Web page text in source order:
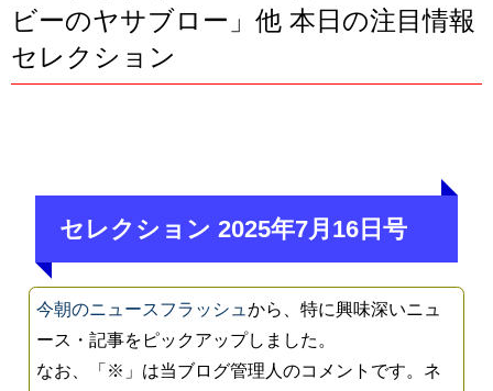
ビーのヤサブロー」他 本日の注目情報
セレクション
セレクション 2025年7月16日号
今朝のニュースフラッシュから、特に興味深いニュ
ース・記事をピックアップしました。
なお、「※」は当ブログ管理人のコメントです。ネ